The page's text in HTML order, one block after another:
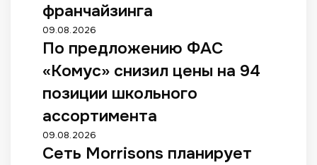
франчайзинга
09.08.2026
По предложению ФАС
«Комус» снизил цены на 94
позиции школьного
ассортимента
09.08.2026
Сеть Morrisons планирует